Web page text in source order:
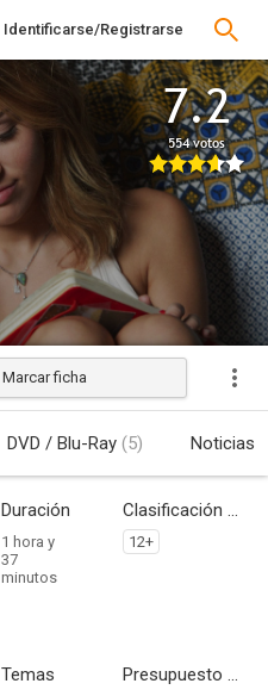
Identificarse/Registrarse
7.2
554 votos
Estrenada
Marcar ficha
DVD / Blu-Ray (5) Noticias
Duración
1 hora y
37
minutos
Clasificación por edades
12+
Temas Presupuesto - Ingresos